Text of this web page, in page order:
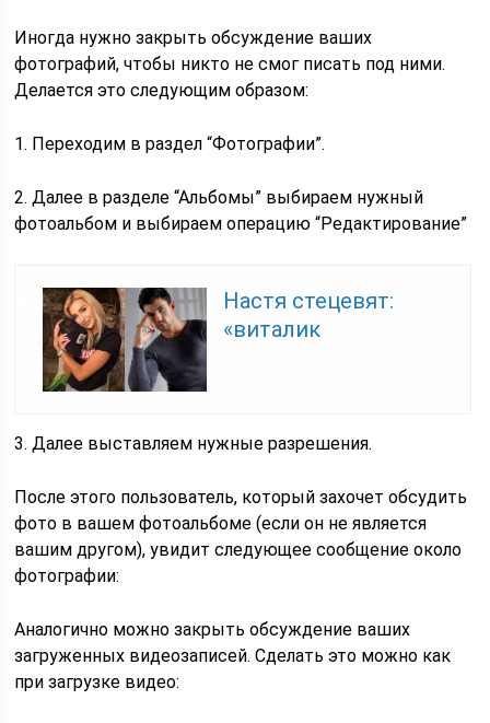
Иногда нужно закрыть обсуждение ваших
фотографий, чтобы никто не смог писать под ними.
Делается это следующим образом:
1. Переходим в раздел “Фотографии”.
2. Далее в разделе “Альбомы” выбираем нужный
фотоальбом и выбираем операцию “Редактирование”
Настя стецевят:
«виталик
3. Далее выставляем нужные разрешения.
После этого пользователь, который захочет обсудить
фото в вашем фотоальбоме (если он не является
вашим другом), увидит следующее сообщение около
фотографии:
Аналогично можно закрыть обсуждение ваших
загруженных видеозаписей. Сделать это можно как
при загрузке видео: